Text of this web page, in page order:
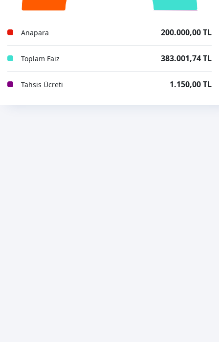
Anapara 200.000,00 TL
Toplam Faiz 383.001,74 TL
Tahsis Ücreti 1.150,00 TL